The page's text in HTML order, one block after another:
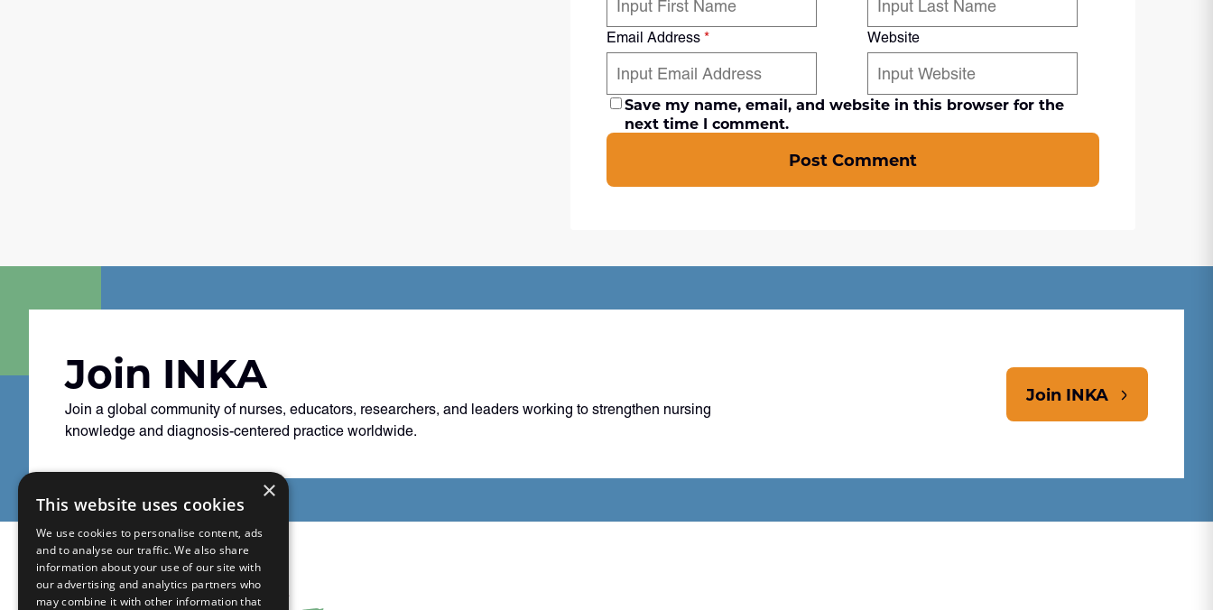
Email Address * Website
Save my name, email, and website in this browser for the
next time I comment.
Post Comment
Join INKA
Join a global community of nurses, educators, researchers, and leaders working to strengthen nursing
knowledge and diagnosis-centered practice worldwide.
Join INKA
×
This website uses cookies
We use cookies to personalise content, ads
and to analyse our traffic. We also share
information about your use of our site with
our advertising and analytics partners who
may combine it with other information that